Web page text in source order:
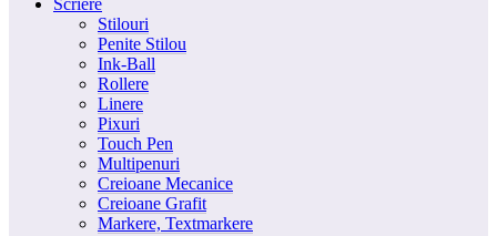
Scriere
Stilouri
Penite Stilou
Ink-Ball
Rollere
Linere
Pixuri
Touch Pen
Multipenuri
Creioane Mecanice
Creioane Grafit
Markere, Textmarkere